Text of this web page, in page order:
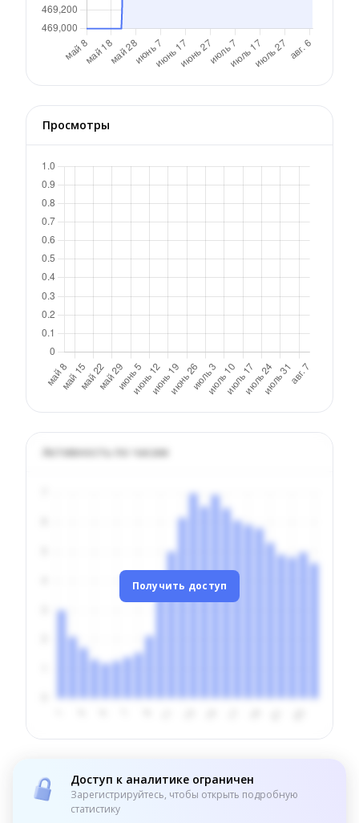
Просмотры
Активность по часам
Получить доступ
Доступ к аналитике ограничен
Зарегистрируйтесь, чтобы открыть подробную
статистику